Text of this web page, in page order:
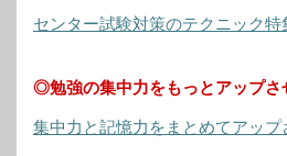
センター試験対策のテクニック特
◎勉強の集中力をもっとアップさ
集中力と記憶力をまとめてアップ